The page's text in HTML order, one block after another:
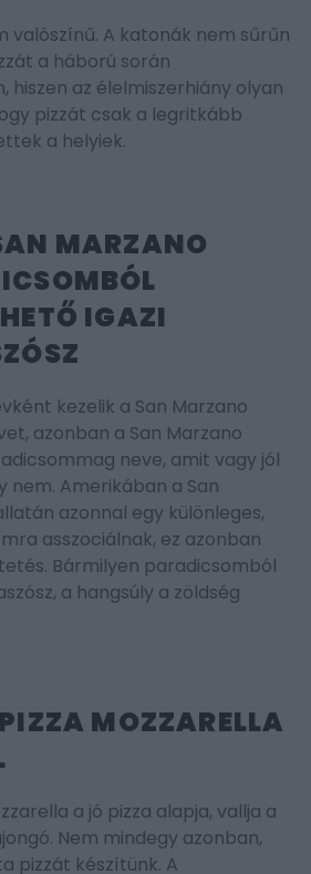
valószínű. A katonák nem sűrűn
a háború során
hiszen az élelmiszerhiány olyan
pizzát csak a legritkább
a helyiek.
MARZANO
IGAZI
kezelik a San Marzano
azonban a San Marzano
neve, amit vagy jól
nem. Amerikában a San
azonnal egy különleges,
asszociálnak, ez azonban
Bármilyen paradicsomból
a hangsúly a zöldség
MOZZARELLA
a jó pizza alapja, vallja a
Nem mindegy azonban,
pizzát készítünk. A